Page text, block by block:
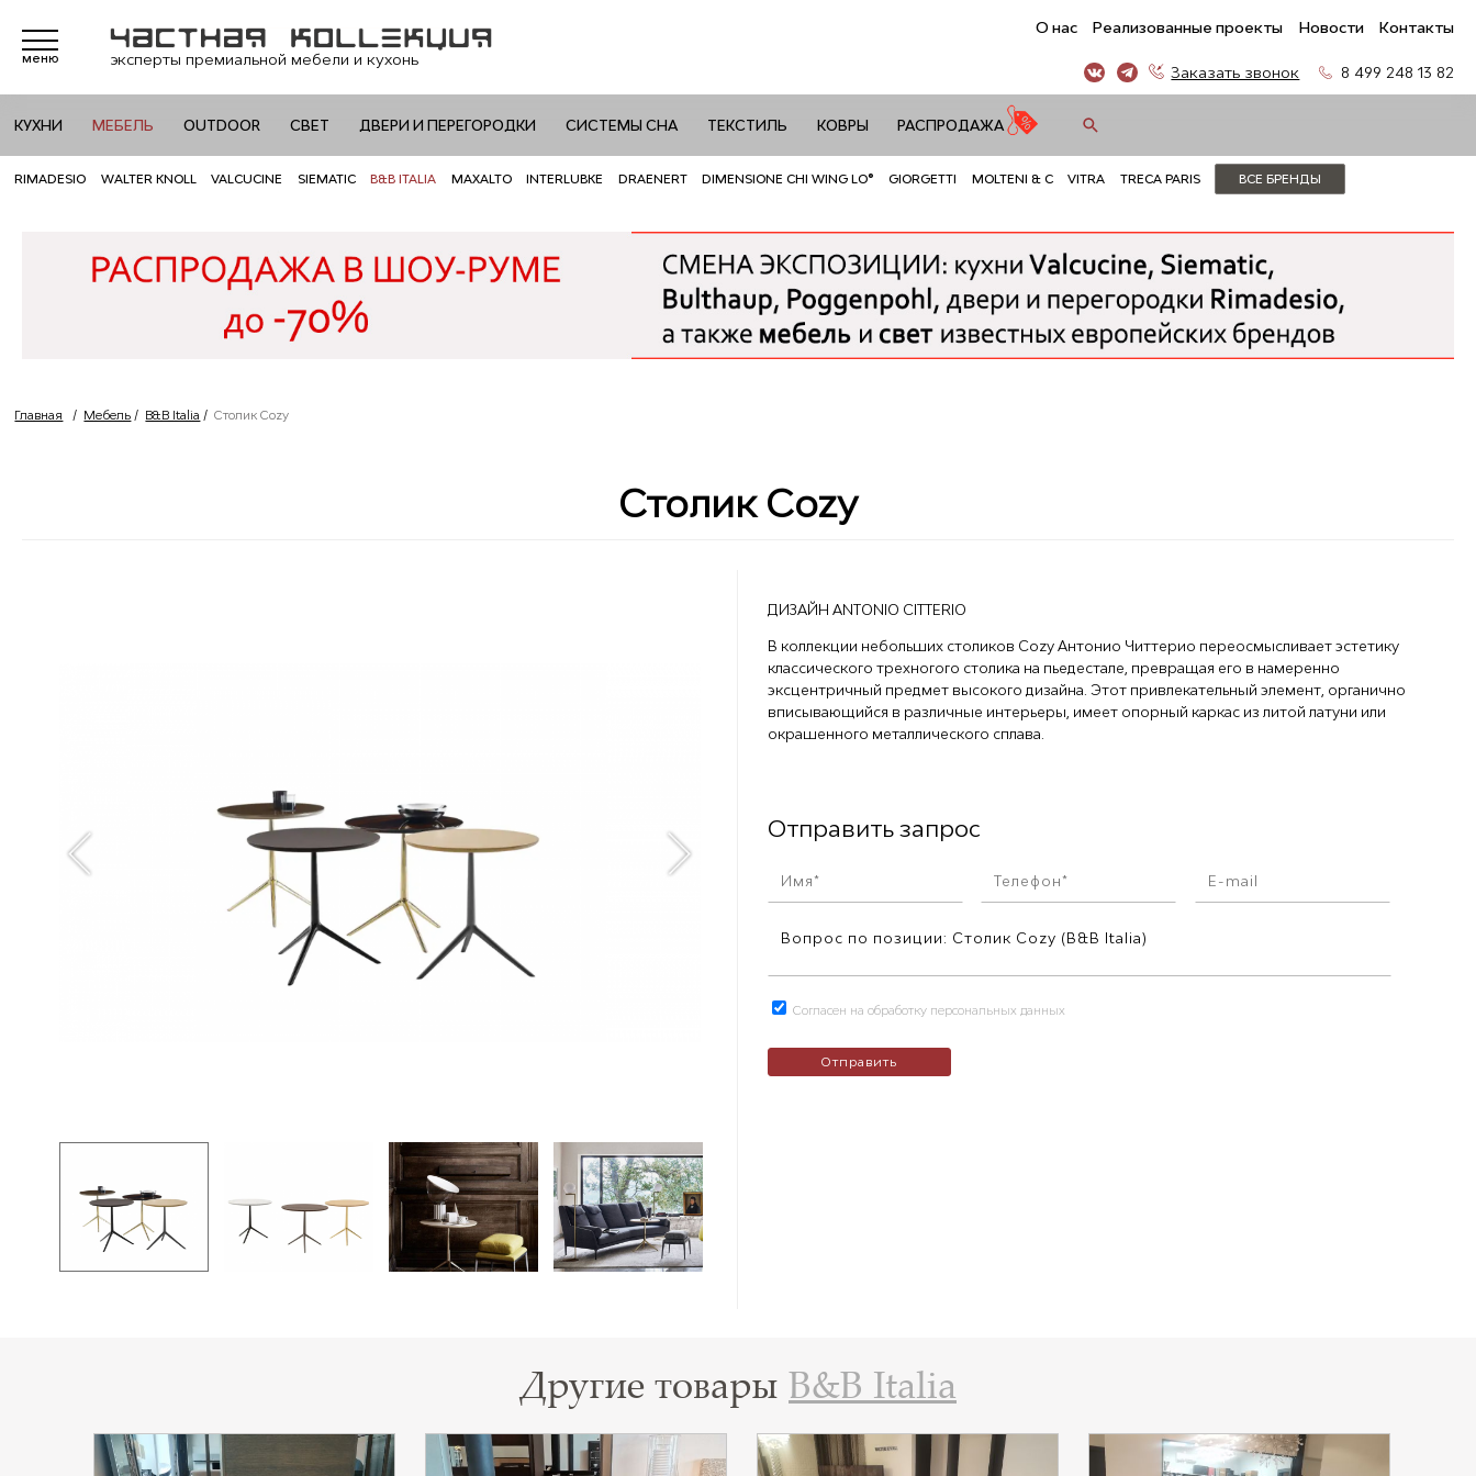
меню эксперты премиальной мебели и кухонь
О нас Реализованные проекты Новости Контакты
Заказать звонок 8 499 248 13 82
КУХНИ МЕБЕЛЬ OUTDOOR СВЕТ ДВЕРИ И ПЕРЕГОРОДКИ СИСТЕМЫ СНА ТЕКСТИЛЬ КОВРЫ РАСПРОДАЖА
RIMADESIO WALTER KNOLL VALCUCINE SIEMATIC B&B ITALIA MAXALTO INTERLUBKE DRAENERT DIMENSIONE CHI WING LO® GIORGETTI MOLTENI & C VITRA TRECA PARIS ВСЕ БРЕНДЫ
Главная / Мебель / B&B Italia /Столик Cozy
Столик Cozy
ДИЗАЙН ANTONIO CITTERIO
В коллекции небольших столиков Cozy Антонио Читтерио переосмысливает эстетику
классического трехногого столика на пьедестале, превращая его в намеренно
эксцентричный предмет высокого дизайна. Этот привлекательный элемент, органично
вписывающийся в различные интерьеры, имеет опорный каркас из литой латуни или
окрашенного металлического сплава.
Отправить запрос
Согласен на обработку персональных данных
Другие товары B&B Italia